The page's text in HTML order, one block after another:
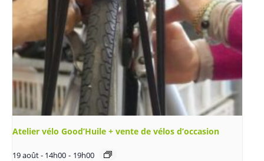
Atelier vélo Good’Huile + vente de vélos d’occasion
19 août - 14h00 - 19h00